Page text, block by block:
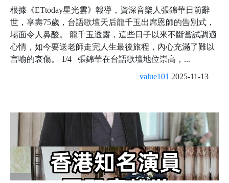
根據《ETtoday星光雲》報導，資深音樂人張錦華日前辭
世，享壽75歲，台語歌壇天后龍千玉出席恩師的告別式，
場面令人鼻酸。 龍千玉透露，這些日子以來不斷嘗試調適
心情，如今要送老師走完人生最後旅程，內心充滿了難以
言喻的哀傷。 1/4 張錦華在台語歌壇地位崇高，...
value101 2025-11-13